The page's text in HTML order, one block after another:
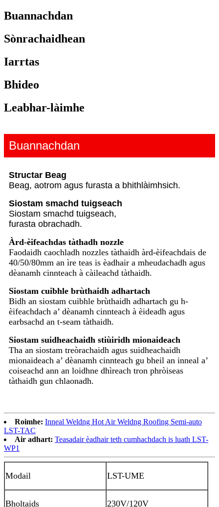
Buannachdan
Sònrachaidhean
Iarrtas
Bhideo
Leabhar-làimhe
Buannachdan
Structar Beag
Beag, aotrom agus furasta a bhithlàimhsich.
Siostam smachd tuigseach
Siostam smachd tuigseach,
furasta obrachadh.
Àrd-èifeachdas tàthadh nozzle
Faodaidh caochladh nozzles tàthaidh àrd-èifeachdais de
40/50/80mm an ìre teas is èadhair a mheudachadh agus
dèanamh cinnteach à càileachd tàthaidh.
Siostam cuibhle brùthaidh adhartach
Bidh an siostam cuibhle brùthaidh adhartach gu h-
èifeachdach a’ dèanamh cinnteach à èideadh agus
earbsachd an t-seam tàthaidh.
Siostam suidheachaidh stiùiridh mionaideach
Tha an siostam treòrachaidh agus suidheachaidh
mionaideach a’ dèanamh cinnteach gu bheil an inneal a’
coiseachd ann an loidhne dhìreach tron ​​phròiseas
tàthaidh gun chlaonadh.
Roimhe: Inneal Weldng Hot Air Weldng Roofing Semi-auto
LST-TAC
Air adhart: Teasadair èadhair teth cumhachdach is luath LST-
WP1
Modail LST-UME
Bholtaids 230V/120V